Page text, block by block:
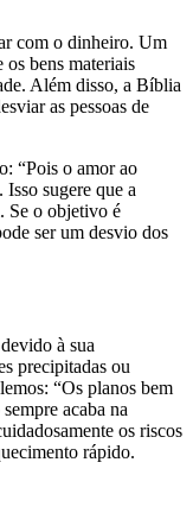
com o dinheiro. Um
bens materiais
Além disso, a Bíblia
as pessoas de
“Pois o amor ao
sugere que a
Se o objetivo é
ser um desvio dos
à sua
precipitadas ou
“Os planos bem
acaba na
os riscos
rápido.